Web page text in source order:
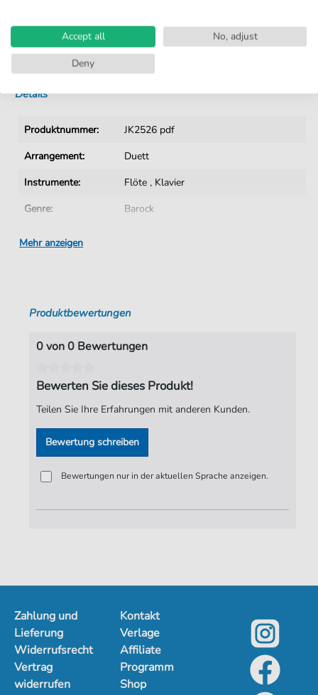
Kein Abo. Fairer Einzelkauf.
Sofortiger Download nach Kauf
Details
Produktnummer:
JK2526 pdf
Arrangement:
Duett
Instrumente:
Flöte , Klavier
Genre:
Barock
Ära:
Tonart:
F-Dur
Autoren:
Marcello
Spieldauer:
:
Jürgen Knuth
Mehr anzeigen
Produktbewertungen
0 von 0 Bewertungen
Bewerten Sie dieses Produkt!
Teilen Sie Ihre Erfahrungen mit anderen Kunden.
Bewertung schreiben
Bewertungen nur in der aktuellen Sprache anzeigen.
Zahlung und
Lieferung
Widerrufsrecht
Vertrag
widerrufen
Kontakt
Verlage
Affiliate
Programm
Shop
Accept all
No, adjust
Deny